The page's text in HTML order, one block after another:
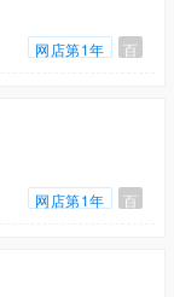
网店第1年 百
网店第1年 百